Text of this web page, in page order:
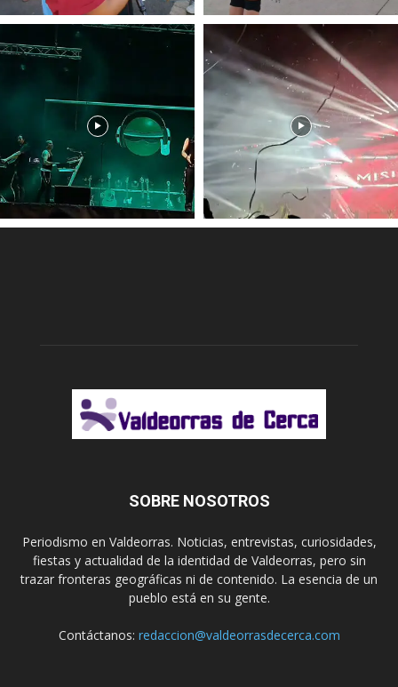
SOBRE NOSOTROS
Periodismo en Valdeorras. Noticias, entrevistas, curiosidades,
fiestas y actualidad de la identidad de Valdeorras, pero sin
trazar fronteras geográficas ni de contenido. La esencia de un
pueblo está en su gente.
Contáctanos: redaccion@valdeorrasdecerca.com